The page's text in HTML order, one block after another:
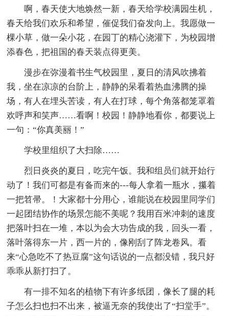
啊，春天使大地焕然一新，春天给学校满园生机，
春天给我们欢乐和希望，催促我们奋发向上。我愿做一
棵小草，做一朵小花，在园丁的精心浇灌下，为校园增
添春色，把祖国的春天装点得更美。
漫步在弥漫着书生气校园里，夏日的清风吹拂着
我，坐在凉凉的台阶上，静静的呆看着热血沸腾的操
场，有人在埋头苦读，有人在打球，每个角落都笼罩着
欢呼声和笑声……看啊！校园！静静地看你，都要说上
一句：“你真美丽！”
学校里组织了大扫除……
烈日炎炎的夏日，吃完午饭。我和组员们就开始行
动了！我们可都是有备而来的---每人拿着一瓶水，攥着
一把笤帚。！大家都十分用心，谁能说在校园里同学们
一起团结协作的场景怎能不美呢？我用百米冲刺的速度
把落叶扫在一堆，本以为会大功告成的我，回头一看，
落叶落得东一片，西一片的，像刚刮了阵龙卷风。看
来“心急吃不了热豆腐”这句话说的一点都没错，我只好
乖乖从新打扫了。
有一排不知名的植物下有许多纸团，像长了腿的耗
子怎么扫也扫不出来，被逼无奈的我使出了“扫堂手”。